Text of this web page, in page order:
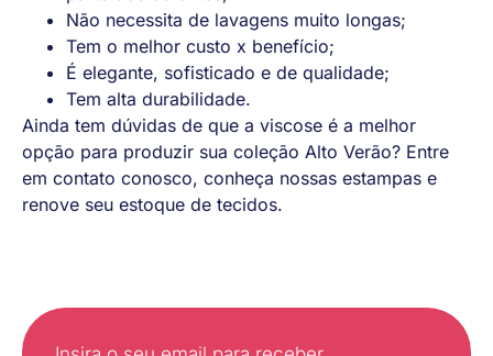
Não necessita de lavagens muito longas;
Tem o melhor custo x benefício;
É elegante, sofisticado e de qualidade;
Tem alta durabilidade.
Ainda tem dúvidas de que a viscose é a melhor
opção para produzir sua coleção Alto Verão? Entre
em contato conosco, conheça nossas estampas e
renove seu estoque de tecidos.